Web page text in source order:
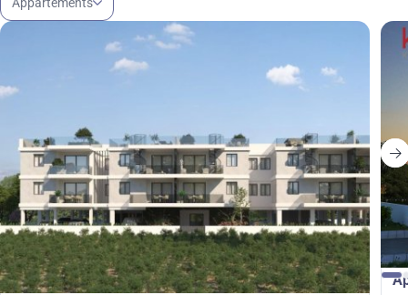
€185 000
Appartement
€